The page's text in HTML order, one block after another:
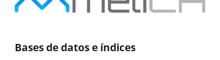
Bases de datos e índices